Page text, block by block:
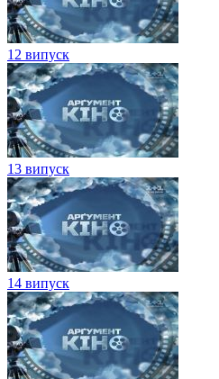
12 випуск
13 випуск
14 випуск